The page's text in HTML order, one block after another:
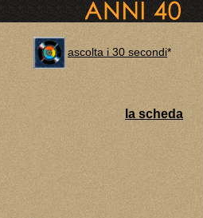
ascolta i 30 secondi*
la scheda